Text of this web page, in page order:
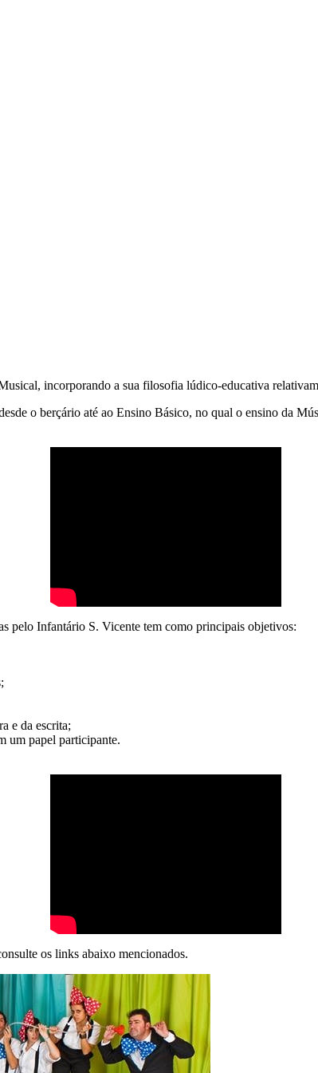
incorporando a sua filosofia lúdico-educativa
o berçário até ao Ensino Básico, no qual o ensino da
pelo Infantário S. Vicente tem como principais objetivos:
e da escrita;
um papel participante.
os links abaixo mencionados.